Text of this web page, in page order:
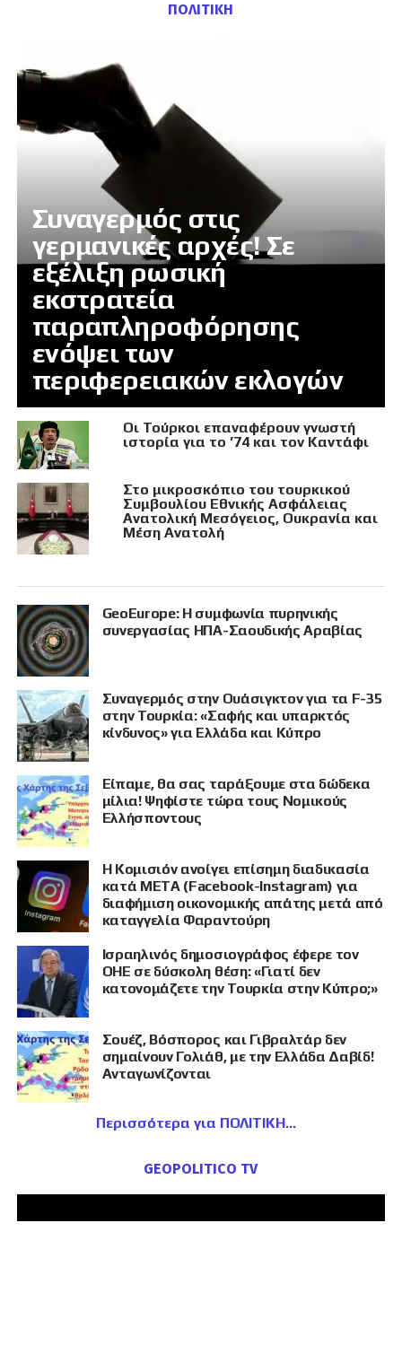
ΠΟΛΙΤΙΚΗ
Συναγερμός στις
γερμανικές αρχές! Σε
εξέλιξη ρωσική
εκστρατεία
παραπληροφόρησης
ενόψει των
περιφερειακών εκλογών
Οι Τούρκοι επαναφέρουν γνωστή
ιστορία για το ’74 και τον Καντάφι
Στο μικροσκόπιο του τουρκικού
Συμβουλίου Εθνικής Ασφάλειας
Ανατολική Μεσόγειος, Ουκρανία και
Μέση Ανατολή
GeoEurope: Η συμφωνία πυρηνικής
συνεργασίας ΗΠΑ-Σαουδικής Αραβίας
Συναγερμός στην Ουάσιγκτον για τα F-35
στην Τουρκία: «Σαφής και υπαρκτός
κίνδυνος» για Ελλάδα και Κύπρο
Είπαμε, θα σας ταράξουμε στα δώδεκα
μίλια! Ψηφίστε τώρα τους Νομικούς
Ελλήσποντους
Η Κομισιόν ανοίγει επίσημη διαδικασία
κατά META (Facebook-Instagram) για
διαφήμιση οικονομικής απάτης μετά από
καταγγελία Φαραντούρη
Ισραηλινός δημοσιογράφος έφερε τον
ΟΗΕ σε δύσκολη θέση: «Γιατί δεν
κατονομάζετε την Τουρκία στην Κύπρο;»
Σουέζ, Βόσπορος και Γιβραλτάρ δεν
σημαίνουν Γολιάθ, με την Ελλάδα Δαβίδ!
Ανταγωνίζονται
Περισσότερα για ΠΟΛΙΤΙΚΗ
GEOPOLITICO TV